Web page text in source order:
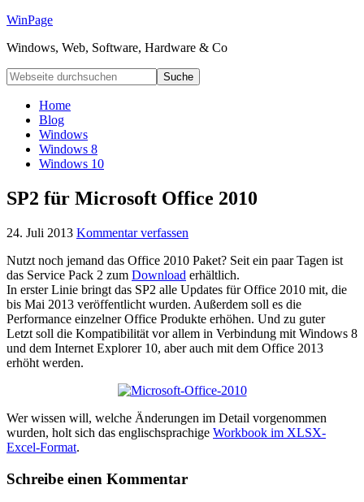
WinPage
Windows, Web, Software, Hardware & Co
Home
Blog
Windows
Windows 8
Windows 10
SP2 für Microsoft Office 2010
24. Juli 2013 Kommentar verfassen
Nutzt noch jemand das Office 2010 Paket? Seit ein paar Tagen ist
das Service Pack 2 zum Download erhältlich.
In erster Linie bringt das SP2 alle Updates für Office 2010 mit, die
bis Mai 2013 veröffentlicht wurden. Außerdem soll es die
Performance einzelner Office Produkte erhöhen. Und zu guter
Letzt soll die Kompatibilität vor allem in Verbindung mit Windows 8
und dem Internet Explorer 10, aber auch mit dem Office 2013
erhöht werden.
Wer wissen will, welche Änderungen im Detail vorgenommen
wurden, holt sich das englischsprachige Workbook im XLSX-
Excel-Format.
Schreibe einen Kommentar